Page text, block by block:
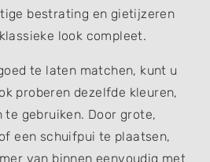
bestrating en gietijzeren
look compleet.
te laten matchen, kunt u
proberen dezelfde kleuren,
gebruiken. Door grote,
een schuifpui te plaatsen,
van binnen eenvoudig met